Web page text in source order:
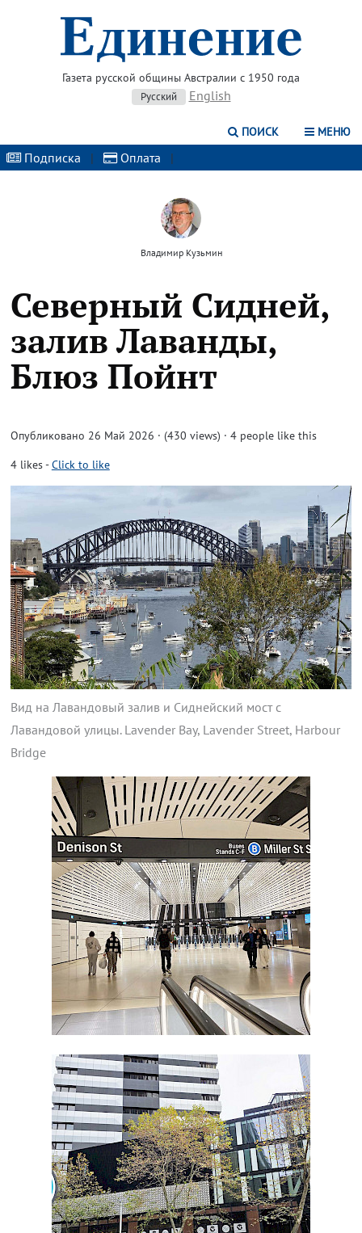
Газета русской общины Австралии с 1950 года
Русский English
ПОИСК МЕНЮ
Подписка | Оплата |
Владимир Кузьмин
Северный Сидней,
залив Лаванды,
Блюз Пойнт
Опубликовано 26 Май 2026 · (430 views) · 4 people like this
4likes-Click to like
Вид на Лавандовый залив и Сиднейский мост с
Лавандовой улицы. Lavender Bay, Lavender Street, Harbour
Bridge